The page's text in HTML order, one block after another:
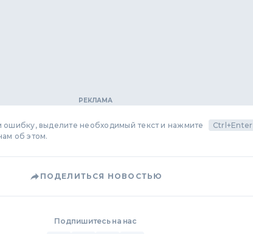
ошибку, выделите необходимый текст и нажмите Ctrl+Enter
об этом.
ПОДЕЛИТЬСЯ НОВОСТЬЮ
Подпишитесь на нас